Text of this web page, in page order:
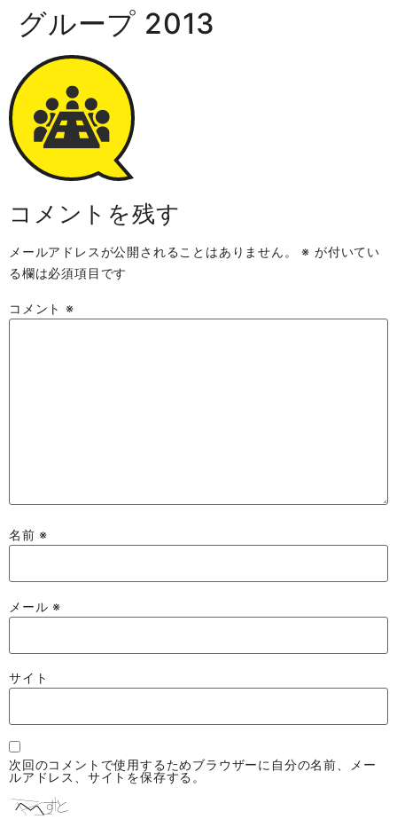
グループ 2013
コメントを残す
メールアドレスが公開されることはありません。 ※ が付いてい
る欄は必須項目です
コメント ※
名前※
メール※
サイト
次回のコメントで使用するためブラウザーに自分の名前、メー
ルアドレス、サイトを保存する。